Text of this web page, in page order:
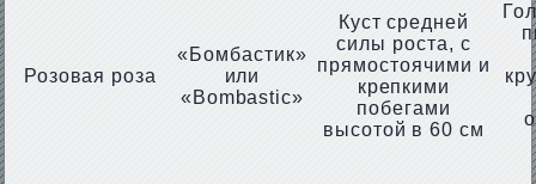
Розовая роза
«Бомбастик»
или
«Bombastic»
Куст средней
силы роста, с
прямостоячими и
крепкими
побегами
высотой в 60 см